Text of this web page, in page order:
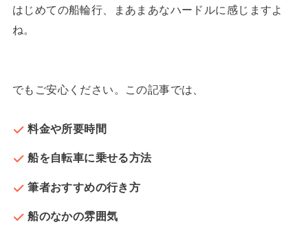
はじめての船輪行、まあまあなハードルに感じますよ
ね。
でもご安心ください。この記事では、
料金や所要時間
船を自転車に乗せる方法
筆者おすすめの行き方
船のなかの雰囲気